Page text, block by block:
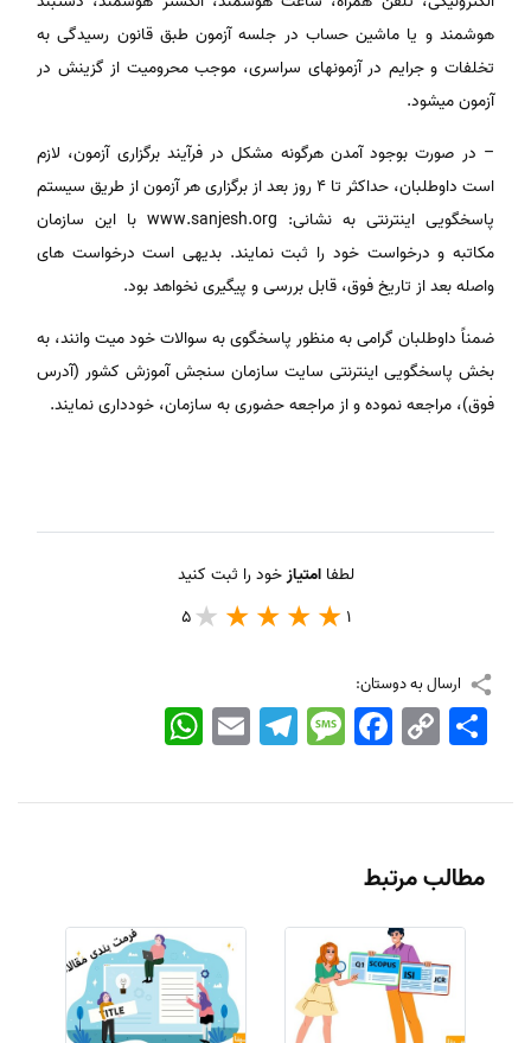
هوشمند و یا ماشین حساب در جلسه آزمون طبق قانون رسیدگی به
تخلفات و جرایم در آزمونهای سراسری، موجب محرومیت از گزینش در
آزمون می­شود.
– در صورت بوجود آمدن هرگونه مشکل در فرآیند برگزاری آزمون، لازم
است داوطلبان، حداکثر تا 4 روز بعد از برگزاری هر آزمون از طریق سیستم
پاسخگویی اینترنتی به نشانی: www.sanjesh.org با این سازمان
مکاتبه و درخواست خود را ثبت نمایند. بدیهی است درخواست­ های
واصله بعد از تاریخ فوق، قابل بررسی و پیگیری نخواهد بود.
ضمناً داوطلبان گرامی به منظور پاسخگوی به سوالات خود می­ت وانند، به
بخش پاسخگویی اینترنتی سایت سازمان سنجش آموزش کشور (آدرس
فوق)، مراجعه نموده و از مراجعه حضوری به سازمان، خودداری نمایند.
لطفاامتیازخود را ثبت کنید
1
5
ارسال به دوستان:
WhatsApp EmailTelegramMessageFacebook Copy
Link
اشتراک
مطالب مرتبط